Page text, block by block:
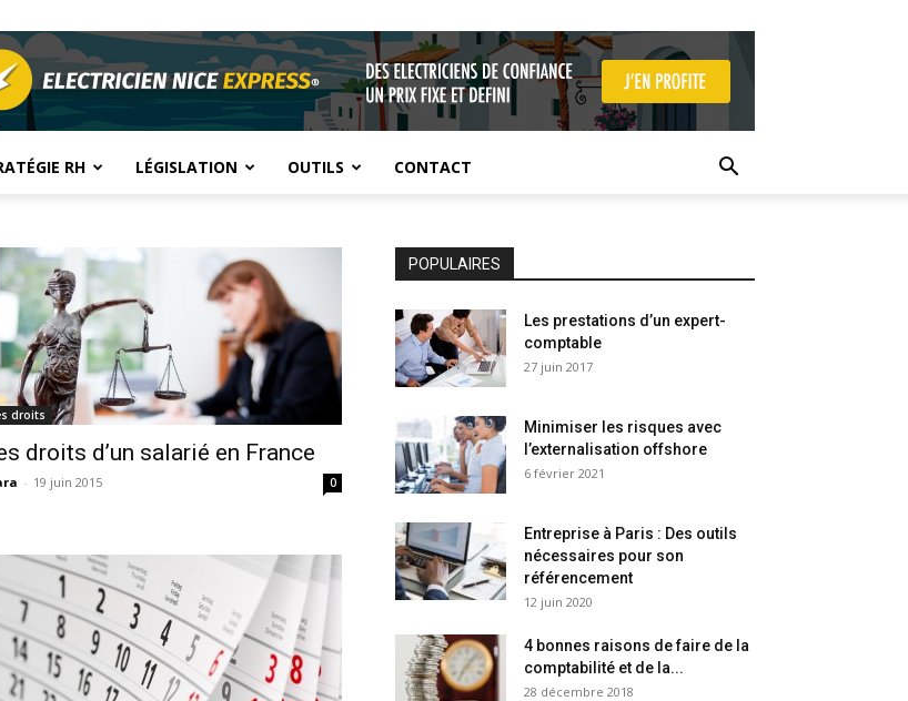
RH LÉGISLATION OUTILS CONTACT
droits
droits d’un salarié en France
- 19 juin 2015 0
POPULAIRES
Les prestations d’un expert-
comptable
27 juin 2017
Minimiser les risques avec
l’externalisation offshore
6 février 2021
Entreprise à Paris : Des outils
nécessaires pour son
référencement
12 juin 2020
4 bonnes raisons de faire de la
comptabilité et de la...
28 décembre 2018